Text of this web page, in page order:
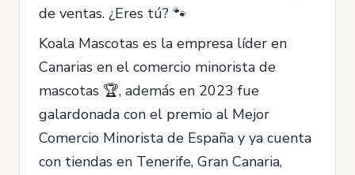
de ventas. ¿Eres tú? 🐾
Koala Mascotas es la empresa líder en
Canarias en el comercio minorista de
mascotas 🏆, además en 2023 fue
galardonada con el premio al Mejor
Comercio Minorista de España y ya cuenta
con tiendas en Tenerife, Gran Canaria,